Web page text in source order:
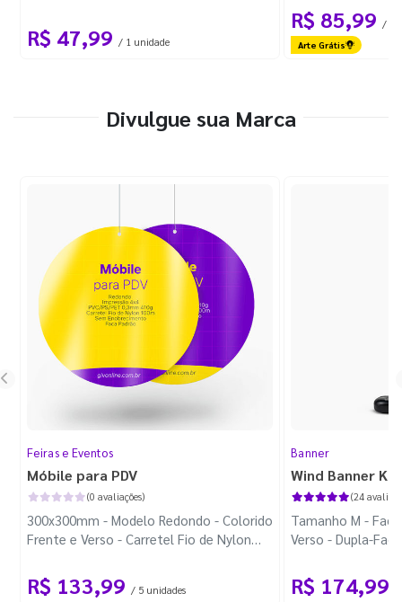
R$ 47,99 / 1 unidade
R$ 85,99 / 1
Arte Grátis
Divulgue sua Marca
Feiras e Eventos
Móbile para PDV
(0 avaliações)
300x300mm - Modelo Redondo - Colorido
Frente e Verso - Carretel Fio de Nylon
R$ 133,99 / 5 unidades
Banner
Wind Banner
(24
Tamanho M -
Verso - Dupla-
R$ 174,99